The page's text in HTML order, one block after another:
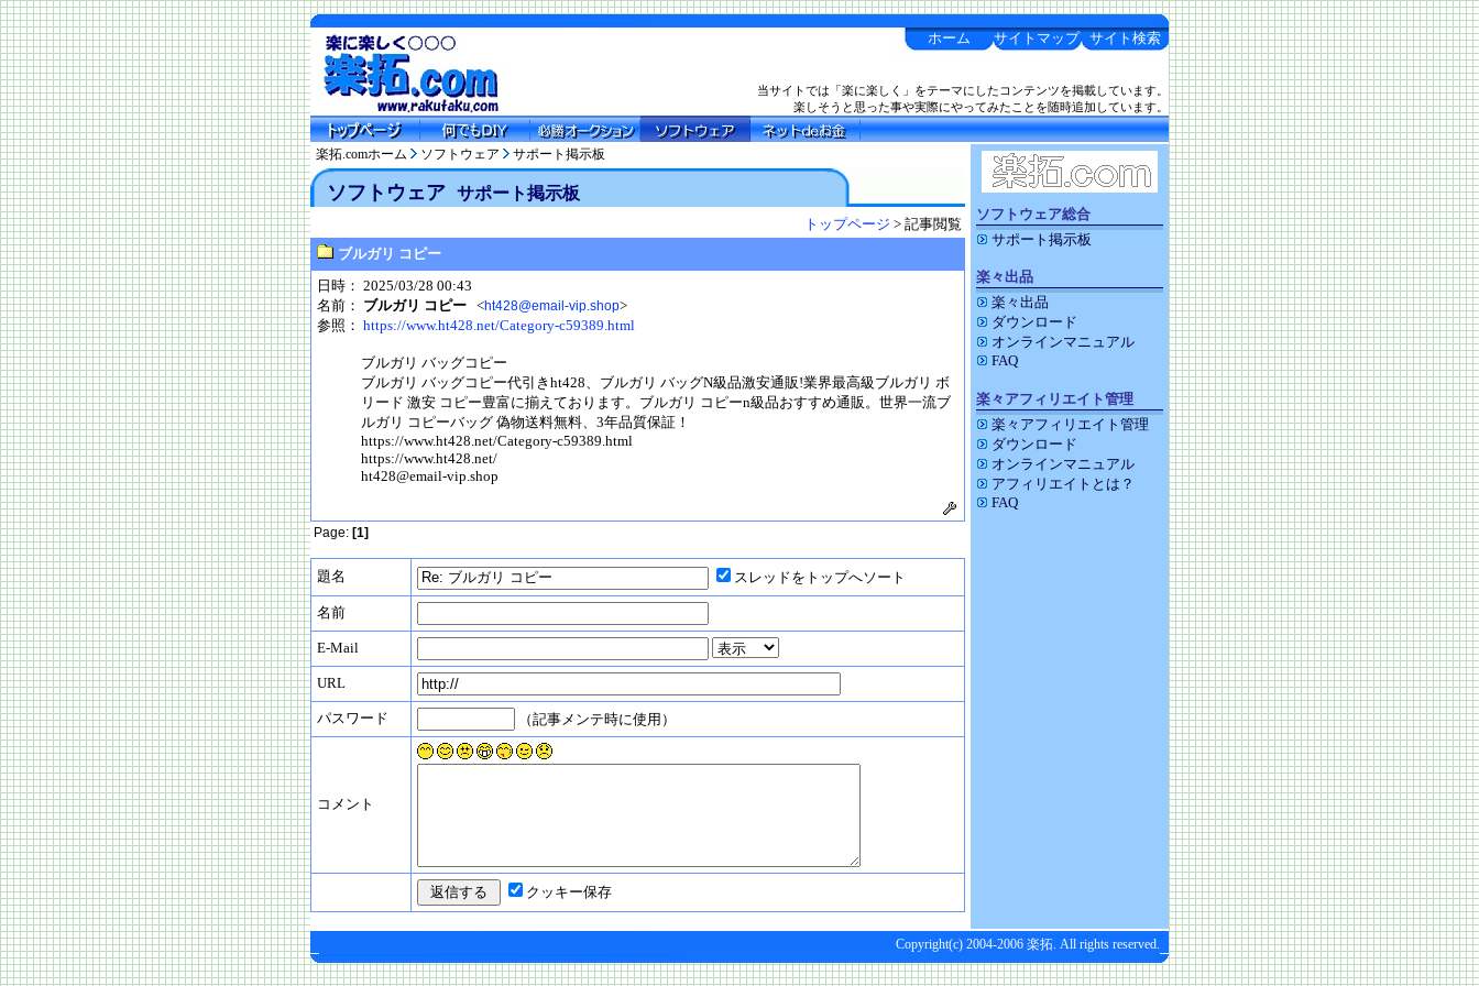
ホーム サイトマップ サイト検索
当サイトでは「楽に楽しく」をテーマにしたコンテンツを掲載しています。
楽しそうと思った事や実際にやってみたことを随時追加しています。
楽拓.comホーム ソフトウェア サポート掲示板
ソフトウェア サポート掲示板
トップページ > 記事閲覧
ブルガリ コピー
日時： 2025/03/28 00:43
名前： ブルガリ コピー <ht428@email-vip.shop>
参照： https://www.ht428.net/Category-c59389.html
ブルガリ バッグコピー
ブルガリ バッグコピー代引きht428、ブルガリ バッグN級品激安通販!業界最高級ブルガリ ボ
リード 激安 コピー豊富に揃えております。ブルガリ コピーn級品おすすめ通販。世界一流ブ
ルガリ コピーバッグ 偽物送料無料、3年品質保証！
https://www.ht428.net/Category-c59389.html
https://www.ht428.net/
ht428@email-vip.shop
Page: [1]
題名 スレッドをトップへソート
名前
E-Mail
URL
パスワード （記事メンテ時に使用）
コメント
クッキー保存
ソフトウェア総合
サポート掲示板
楽々出品
楽々出品
ダウンロード
オンラインマニュアル
FAQ
楽々アフィリエイト管理
楽々アフィリエイト管理
ダウンロード
オンラインマニュアル
アフィリエイトとは？
FAQ
Copyright(c) 2004-2006 楽拓. All rights reserved.